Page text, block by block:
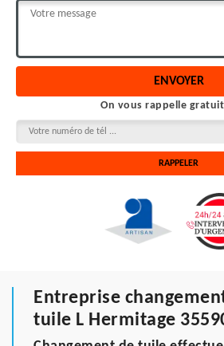
On vous rappelle
Entreprise
tuile L Hermitage